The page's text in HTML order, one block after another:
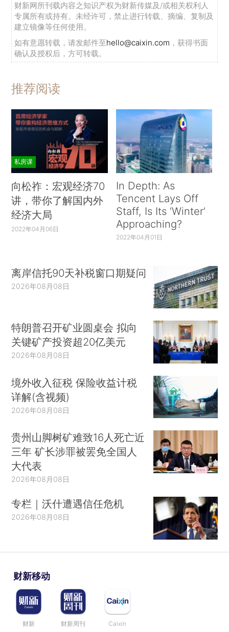
财新网所刊载内容之知识产权为财新传媒及/或相关权利人
专属所有或持有。未经许可，禁止进行转载、摘编、复制及
建立镜像等任何使用。
如有意愿转载，请发邮件至hello@caixin.com ，获得书面
确认及授权后，方可转载。
推荐阅读
私房课
向松祚：宏观经济70
讲，带你了解国内外
经济大局
2022年04月06日
In Depth: As
Tencent Lays Off
Staff, Is Its ‘Winter’
Approaching?
2022年04月01日
离岸信托90天补税窗口期疑问
2026年08月08日
特朗普召开矿业圆桌会 拟向
关键矿产投资超20亿美元
2026年08月08日
境外收入征税 保险收益计税
详解(含视频)
2026年08月08日
贵州山脚树矿难致16人死亡近
三年 矿长涉罪被罢免全国人
大代表
2026年08月08日
专栏｜沃什遭遇信任危机
2026年08月08日
财新移动
财新 财新周刊 Caixin